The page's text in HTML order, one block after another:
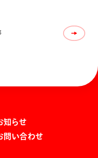
知らせ
問い合わせ